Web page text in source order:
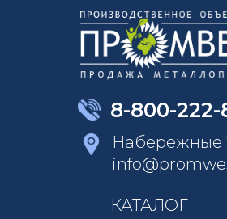
КАТАЛОГ
8-800-222-
Набережные